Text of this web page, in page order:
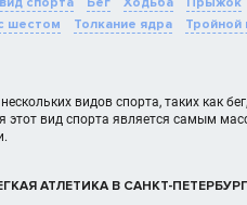
шестом Толкание ядра
видов спорта, таких как
этот вид спорта является самым
АТЛЕТИКА В САНКТ-